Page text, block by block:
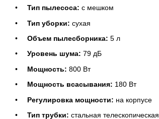
Тип пылесоса: с мешком
Тип уборки: сухая
Объем пылесборника: 5 л
Уровень шума: 79 дБ
Мощность: 800 Вт
Мощность всасывания: 180 Вт
Регулировка мощности: на корпусе
Тип трубки: стальная телескопическая